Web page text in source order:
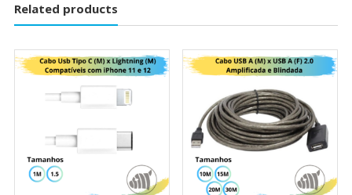
Related products